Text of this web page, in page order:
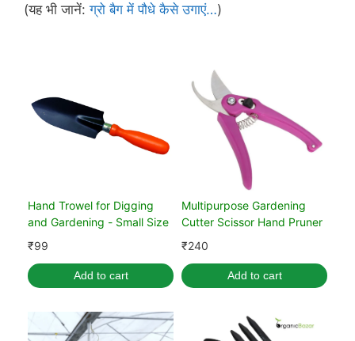
(यह भी जानें:ग्रो बैग में पौधे कैसे उगाएं…)
Hand Trowel for Digging
and Gardening - Small Size
₹99
Add to cart
Multipurpose Gardening
Cutter Scissor Hand Pruner
₹240
Add to cart